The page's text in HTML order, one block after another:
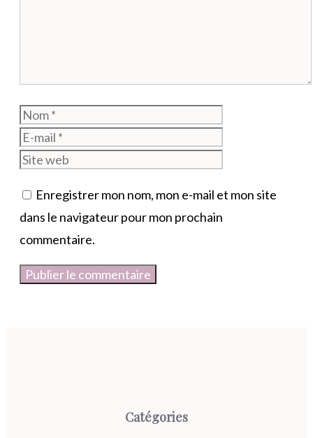
Nom
Enregistrer mon nom, mon e-mail et mon site
dans le navigateur pour mon prochain
commentaire.
Catégories